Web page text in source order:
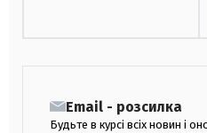
Email - розсилка
Будьте в курсі всіх новин і